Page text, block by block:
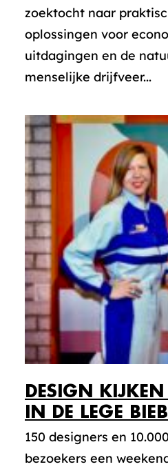
zoektocht naar
oplossingen voor
uitdagingen en de
menselijke drijfveer...
DESIGN
IN DE LEGE BIEB
150 designers en
bezoekers een